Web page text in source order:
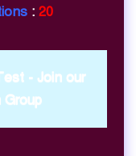
: 20
- Join our
Group